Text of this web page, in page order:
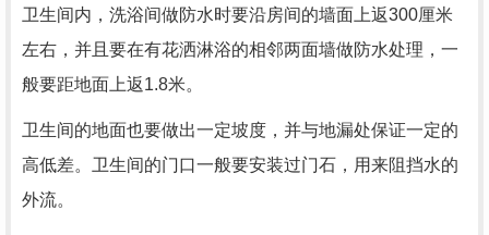
卫生间内，洗浴间做防水时要沿房间的墙面上返300厘米
左右，并且要在有花洒淋浴的相邻两面墙做防水处理，一
般要距地面上返1.8米。
卫生间的地面也要做出一定坡度，并与地漏处保证一定的
高低差。卫生间的门口一般要安装过门石，用来阻挡水的
外流。